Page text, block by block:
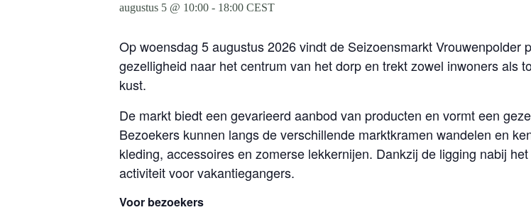
augustus 5 @ 10:00 - 18:00 CEST
Op woensdag 5 augustus 2026 vindt de Seizoensmarkt
gezelligheid naar het centrum van het dorp en trekt zowel inwoners als
kust.
De markt biedt een gevarieerd aanbod van producten en vormt een
Bezoekers kunnen langs de verschillende marktkramen wandelen en
kleding, accessoires en zomerse lekkernijen. Dankzij de ligging nabij
activiteit voor vakantiegangers.
Voor bezoekers